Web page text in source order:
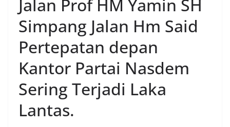
menyambut momentum HUT Kemerdekaan RI
dengan berbagai persiapan di lingkungan
masing-masing.‎Dalam dialog yang berlangsung
akrab, Bhabinkamtibmas menyapa warga,
menanyakan kondisi keamanan dan kenyamanan
lingkungan tempat tinggal, serta membuka ruang
komunikasi dua arah agar warga dapat
menyampaikan keluhan maupun informasi terkait
situasi kamtibmas di sekitar mereka.‎‎‎Salah satu
poin utama yang disampaikan dalam kegiatan
sambang ini adalah imbauan kepada warga untuk
memasang bendera Merah Putih secara penuh,
Jalan Prof HM Yamin SH
Simpang Jalan Hm Said
Pertepatan depan
Kantor Partai Nasdem
Sering Terjadi Laka
Lantas.